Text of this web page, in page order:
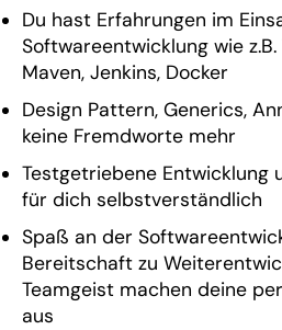
Du hast Erfahrungen im
Softwareentwicklung wie
Maven, Jenkins, Docker
Design Pattern, Generics,
keine Fremdworte mehr
Testgetriebene Entwicklung
für dich selbstverständlich
Spaß an der
Bereitschaft zu
Teamgeist machen deine
aus